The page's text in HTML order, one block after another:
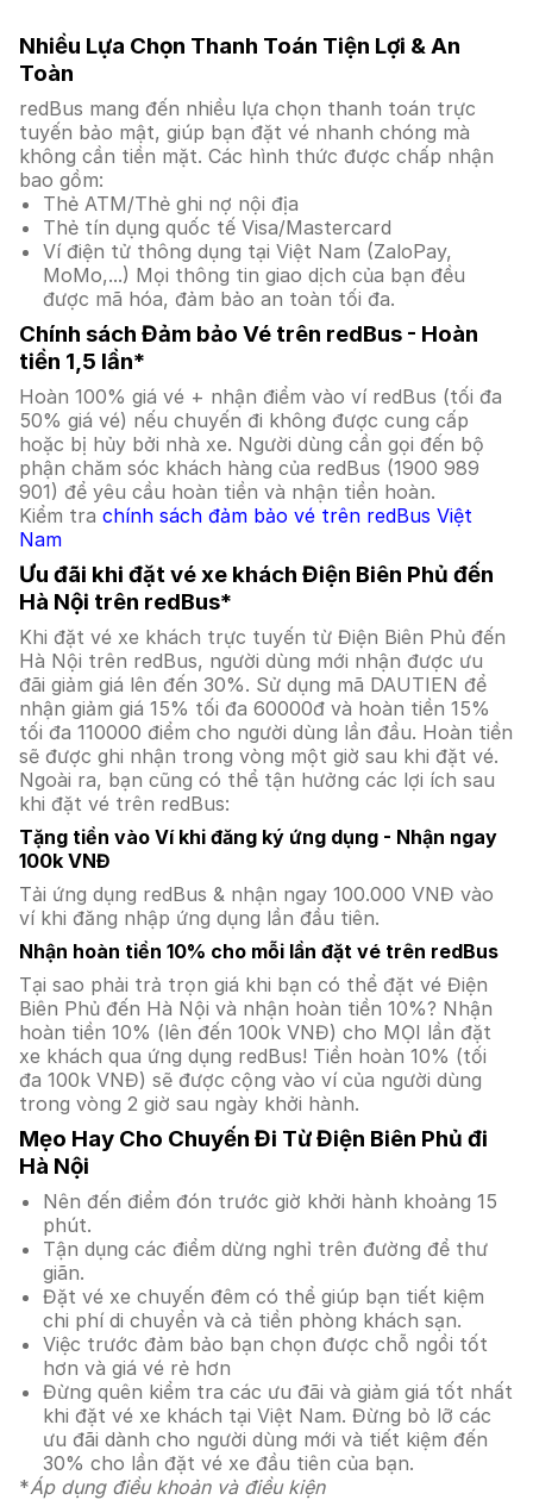
Nhiều Lựa Chọn Thanh Toán Tiện Lợi & An
Toàn
redBus mang đến nhiều lựa chọn thanh toán trực
tuyến bảo mật, giúp bạn đặt vé nhanh chóng mà
không cần tiền mặt. Các hình thức được chấp nhận
bao gồm:
Thẻ ATM/Thẻ ghi nợ nội địa
Thẻ tín dụng quốc tế Visa/Mastercard
Ví điện tử thông dụng tại Việt Nam (ZaloPay,
MoMo,...) Mọi thông tin giao dịch của bạn đều
được mã hóa, đảm bảo an toàn tối đa.
Chính sách Đảm bảo Vé trên redBus - Hoàn
tiền 1,5 lần*
Hoàn 100% giá vé + nhận điểm vào ví redBus (tối đa
50% giá vé) nếu chuyến đi không được cung cấp
hoặc bị hủy bởi nhà xe. Người dùng cần gọi đến bộ
phận chăm sóc khách hàng của redBus (1900 989
901) để yêu cầu hoàn tiền và nhận tiền hoàn.
Kiểm tra chính sách đảm bảo vé trên redBus Việt
Nam
Ưu đãi khi đặt vé xe khách Điện Biên Phủ đến
Hà Nội trên redBus*
Khi đặt vé xe khách trực tuyến từ Điện Biên Phủ đến
Hà Nội trên redBus, người dùng mới nhận được ưu
đãi giảm giá lên đến 30%. Sử dụng mã DAUTIEN để
nhận giảm giá 15% tối đa 60000đ và hoàn tiền 15%
tối đa 110000 điểm cho người dùng lần đầu. Hoàn tiền
sẽ được ghi nhận trong vòng một giờ sau khi đặt vé.
Ngoài ra, bạn cũng có thể tận hưởng các lợi ích sau
khi đặt vé trên redBus:
Tặng tiền vào Ví khi đăng ký ứng dụng - Nhận ngay
100k VNĐ
Tải ứng dụng redBus & nhận ngay 100.000 VNĐ vào
ví khi đăng nhập ứng dụng lần đầu tiên.
Nhận hoàn tiền 10% cho mỗi lần đặt vé trên redBus
Tại sao phải trả trọn giá khi bạn có thể đặt vé Điện
Biên Phủ đến Hà Nội và nhận hoàn tiền 10%? Nhận
hoàn tiền 10% (lên đến 100k VNĐ) cho MỌI lần đặt
xe khách qua ứng dụng redBus! Tiền hoàn 10% (tối
đa 100k VNĐ) sẽ được cộng vào ví của người dùng
trong vòng 2 giờ sau ngày khởi hành.
Mẹo Hay Cho Chuyến Đi Từ Điện Biên Phủ đi
Hà Nội
Nên đến điểm đón trước giờ khởi hành khoảng 15
phút.
Tận dụng các điểm dừng nghỉ trên đường để thư
giãn.
Đặt vé xe chuyến đêm có thể giúp bạn tiết kiệm
chi phí di chuyển và cả tiền phòng khách sạn.
Việc trước đảm bảo bạn chọn được chỗ ngồi tốt
hơn và giá vé rẻ hơn
Đừng quên kiểm tra các ưu đãi và giảm giá tốt nhất
khi đặt vé xe khách tại Việt Nam. Đừng bỏ lỡ các
ưu đãi dành cho người dùng mới và tiết kiệm đến
30% cho lần đặt vé xe đầu tiên của bạn.
*Áp dụng điều khoản và điều kiện